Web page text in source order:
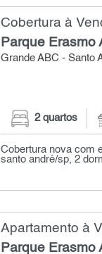
Cobertura à
Parque Erasmo
Grande ABC - Santo
2 quartos
Cobertura nova com
santo andré/sp, 2
Apartamento à
Parque Erasmo